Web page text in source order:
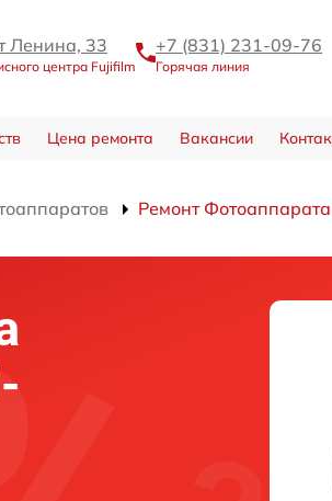
Ленина, 33
центра Fujifilm
+7 (831) 231-09-76
Горячая линия
Цена ремонта Вакансии
Ремонт